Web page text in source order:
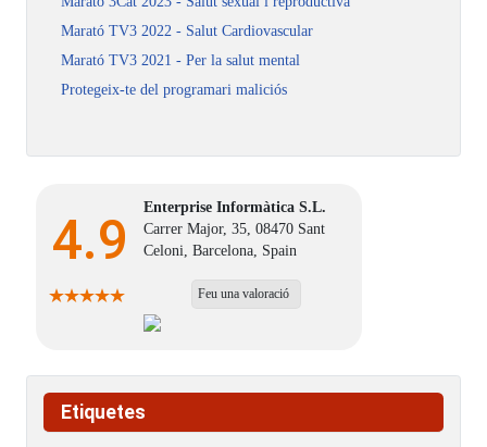
Marató TV3 2022 - Salut Cardiovascular
Marató TV3 2021 - Per la salut mental
Protegeix-te del programari maliciós
4.9
Enterprise Informàtica S.L.
Carrer Major, 35, 08470 Sant
Celoni, Barcelona, Spain
Feu una valoració
Etiquetes